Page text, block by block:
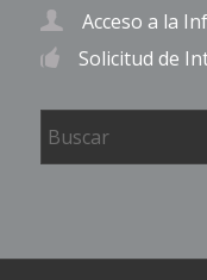
Acceso a la
Solicitud de